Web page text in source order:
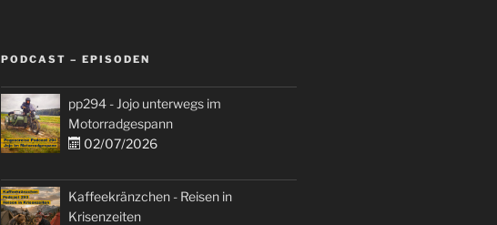
PODCAST – EPISODEN
pp294 - Jojo unterwegs im
Motorradgespann
02/07/2026
Kaffeekränzchen - Reisen in
Krisenzeiten